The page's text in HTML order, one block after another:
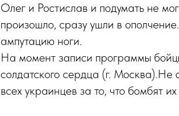
Олег и Ростислав и подумать не
произошло, сразу ушли в
ампутацию ноги.
На момент записи программы
солдатского сердца (г. Москва).Не
всех украинцев за то, что бомбят